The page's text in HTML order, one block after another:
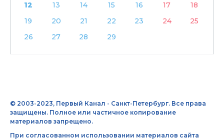
12
13 14 15 16 17
18
19
20 21 22 23 24
25
26
27 28 29
© 2003-2023, Первый Канал - Санкт-Петербург. Все права
защищены. Полное или частичное копирование
материалов запрещено.
При согласованном использовании материалов сайта